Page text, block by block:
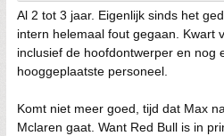
Al 2 tot 3 jaar. Eigenlijk sinds het
intern helemaal fout gegaan. Kwart
inclusief de hoofdontwerper en nog
hooggeplaatste personeel.
Komt niet meer goed, tijd dat Max
Mclaren gaat. Want Red Bull is in